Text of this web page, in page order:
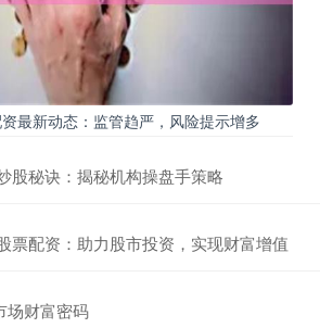
最新动态：监管趋严，风险提示增多
股秘诀：揭秘机构操盘手策略
票配资：助力股市投资，实现财富增值
场财富密码